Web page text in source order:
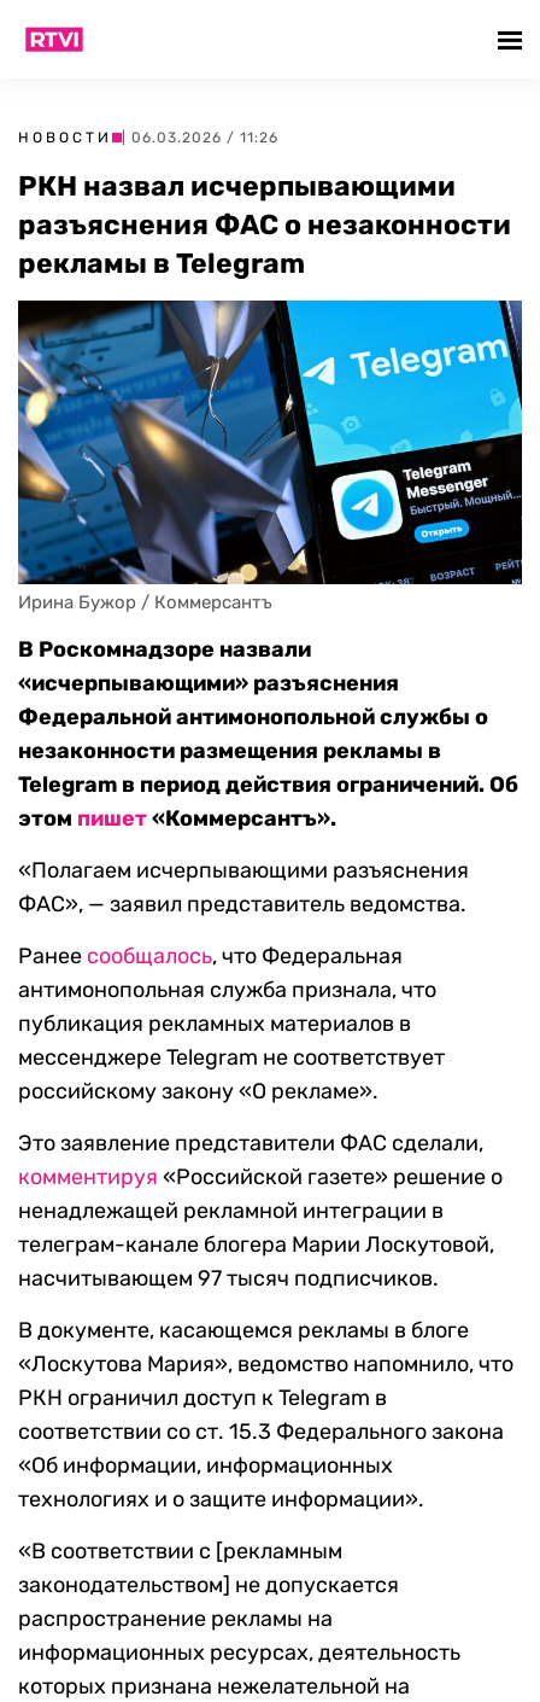
НОВОСТИ | 06.03.2026 / 11:26
РКН назвал исчерпывающими
разъяснения ФАС о незаконности
рекламы в Telegram
Ирина Бужор / Коммерсантъ
В Роскомнадзоре назвали
«исчерпывающими» разъяснения
Федеральной антимонопольной службы о
незаконности размещения рекламы в
Telegram в период действия ограничений. Об
этом пишет«Коммерсантъ».
«Полагаем исчерпывающими разъяснения
ФАС», — заявил представитель ведомства.
Ранее сообщалось, что Федеральная
антимонопольная служба признала, что
публикация рекламных материалов в
мессенджере Telegram не соответствует
российскому закону «О рекламе».
Это заявление представители ФАС сделали,
комментируя «Российской газете» решение о
ненадлежащей рекламной интеграции в
телеграм-канале блогера Марии Лоскутовой,
насчитывающем 97 тысяч подписчиков.
В документе, касающемся рекламы в блоге
«Лоскутова Мария», ведомство напомнило, что
РКН ограничил доступ к Telegram в
соответствии со ст. 15.3 Федерального закона
«Об информации, информационных
технологиях и о защите информации».
«В соответствии с [рекламным
законодательством] не допускается
распространение рекламы на
информационных ресурсах, деятельность
которых признана нежелательной на